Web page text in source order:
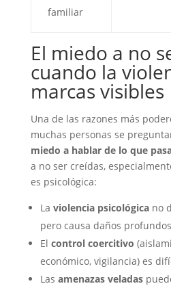
familiar
El miedo a no
cuando la
marcas visibles
Una de las razones más
muchas personas se
miedo a hablar de lo que
a no ser creídas,
es psicológica:
La violencia psicológicano
pero causa daños profundos
El control coercitivo
económico, vigilancia) es
Las amenazas veladas